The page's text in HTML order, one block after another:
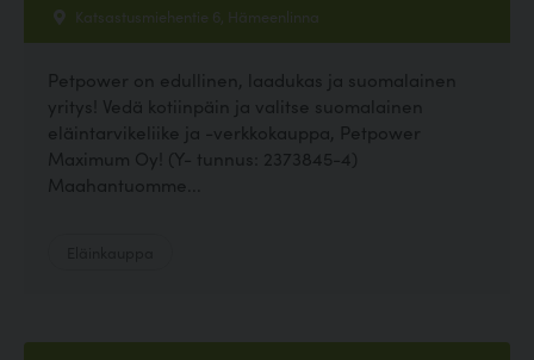
Katsastusmiehentie 6, Hämeenlinna
Petpower on edullinen, laadukas ja suomalainen
yritys! Vedä kotiinpäin ja valitse suomalainen
eläintarvikeliike ja -verkkokauppa, Petpower
Maximum Oy! (Y- tunnus: 2373845-4)
Maahantuomme...